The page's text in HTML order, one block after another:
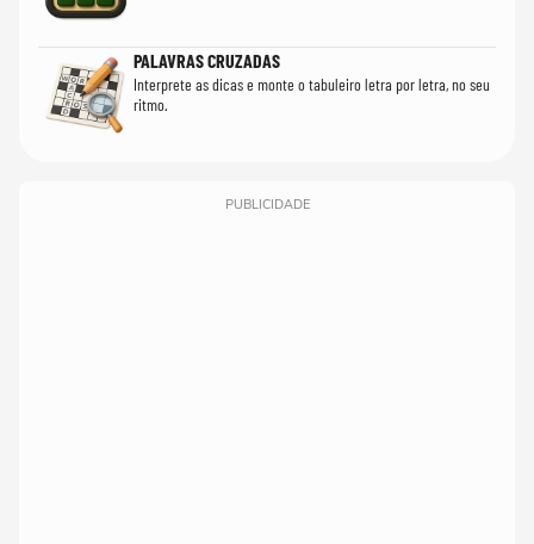
PALAVRAS CRUZADAS
Interprete as dicas e monte o tabuleiro letra por letra, no seu
ritmo.
PUBLICIDADE